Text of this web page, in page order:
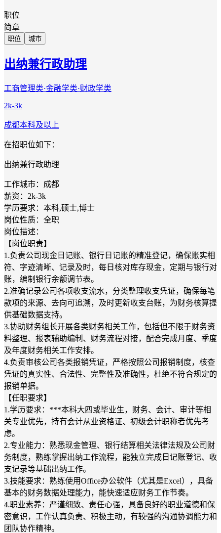
职位
简章
职位 城市
出纳兼行政助理
工商管理类·金融学类·财政学类
2k-3k
成都本科及以上
在招职位如下：
出纳兼行政助理
工作城市：成都
薪资：2k-3k
学历要求：本科,硕士,博士
岗位性质：全职
岗位描述：
【岗位职责】
1.负责公司现金日记账、银行日记账的精准登记，确保账实相
符、字迹清晰、记录及时，每日核对库存现金，定期与银行对
账，编制银行余额调节表。
2.准确记录公司各项收支流水，分类整理收支凭证，确保每笔
款项的来源、去向可追溯，及时更新收支台账，为财务核算提
供基础数据支持。
3.协助财务组长开展各类财务相关工作，包括但不限于财务资
料整理、报表辅助编制、财务流程对接，配合完成月度、季度
及年度财务相关工作安排。
4.负责审核公司各类报销凭证，严格按照公司报销制度，核查
凭证的真实性、合法性、完整性及准确性，杜绝不符合规定的
报销单据。
【任职要求】
1.学历要求：***本科大四或毕业生，财务、会计、审计等相
关专业优先，持有会计从业资格证、初级会计职称者优先考
虑。
2.专业能力：熟悉现金管理、银行结算相关法律法规及公司财
务制度，熟练掌握出纳工作流程，能独立完成日记账登记、收
支记录等基础出纳工作。
3.技能要求：熟练使用Office办公软件（尤其是Excel），具备
基本的财务数据处理能力，能快速适应财务工作节奏。
4.职业素养：严谨细致、责任心强，具备良好的职业道德和保
密意识，工作认真负责、积极主动，有较强的沟通协调能力和
团队协作精神。